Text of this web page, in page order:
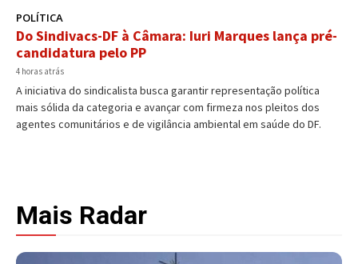
POLÍTICA
Do Sindivacs-DF à Câmara: Iuri Marques lança pré-
candidatura pelo PP
4 horas atrás
A iniciativa do sindicalista busca garantir representação política
mais sólida da categoria e avançar com firmeza nos pleitos dos
agentes comunitários e de vigilância ambiental em saúde do DF.
Mais Radar